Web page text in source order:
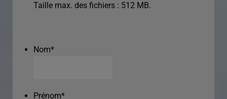
Taille max. des fichiers : 512 MB.
Nom*
Prénom*